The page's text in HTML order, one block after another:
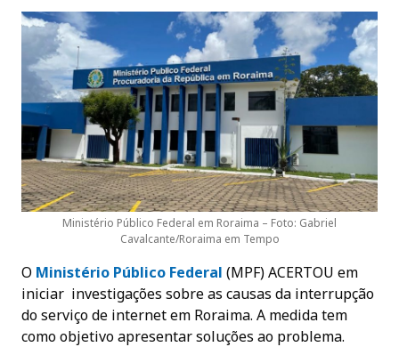
Ministério Público Federal em Roraima – Foto: Gabriel
Cavalcante/Roraima em Tempo
O Ministério Público Federal (MPF) ACERTOU em
iniciar investigações sobre as causas da interrupção
do serviço de internet em Roraima. A medida tem
como objetivo apresentar soluções ao problema.